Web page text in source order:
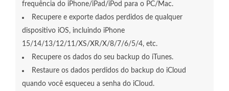
frequência do iPhone/iPad/iPod para o PC/Mac.
Recupere e exporte dados perdidos de qualquer
dispositivo iOS, incluindo iPhone
15/14/13/12/11/XS/XR/X/8/7/6/5/4, etc.
Recupere os dados do seu backup do iTunes.
Restaure os dados perdidos do backup do iCloud
quando você esqueceu a senha do iCloud.